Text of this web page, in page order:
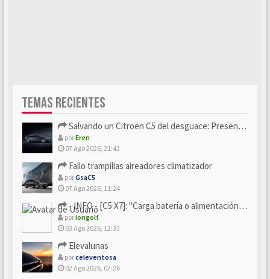
TEMAS RECIENTES
Salvando un Citroën C5 del desguace: Presentación y seguimiento
porEren
07 Ago 2026, 21:42
Fallo trampillas aireadores climatizador
porGsaC5
07 Ago 2026, 11:24
- INFO - [C5 X7]: "Carga batería o alimentación eléctri...
poriongolf
03 Ago 2026, 12:33
Elevalunas
porceleventosa
02 Ago 2026, 07:26